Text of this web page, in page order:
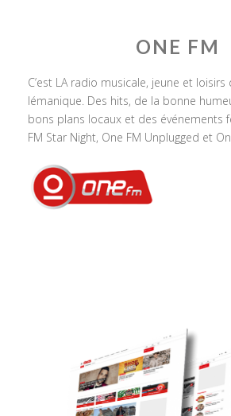
ONE FM
C’est LA radio musicale, jeune et loisirs
lémanique. Des hits, de la bonne
bons plans locaux et des événements
FM Star Night, One FM Unplugged et